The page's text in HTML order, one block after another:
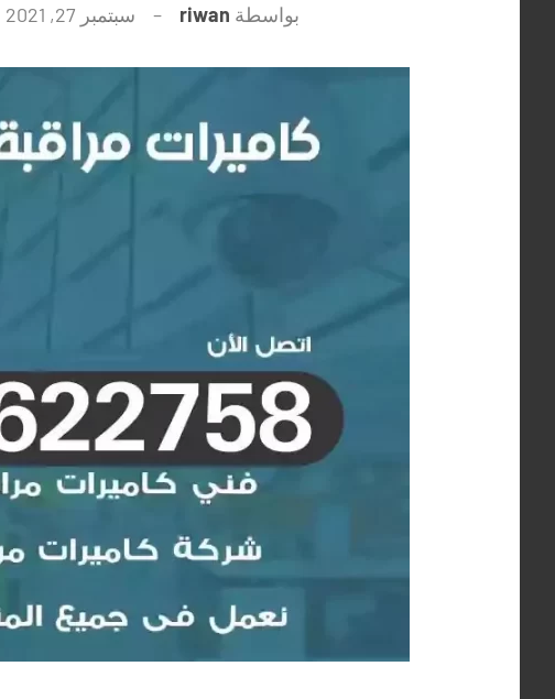
بواسطة riwan سبتمبر 27, 2021